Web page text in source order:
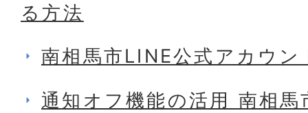
る方法
南相馬市LINE公式アカウン
通知オフ機能の活用 南相